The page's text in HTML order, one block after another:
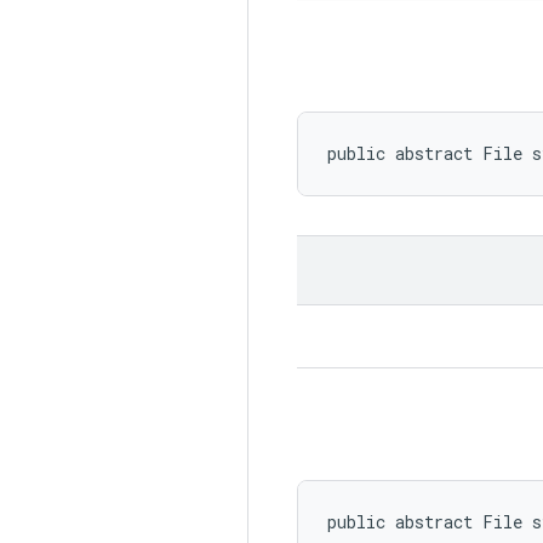
public abstract File
public abstract File